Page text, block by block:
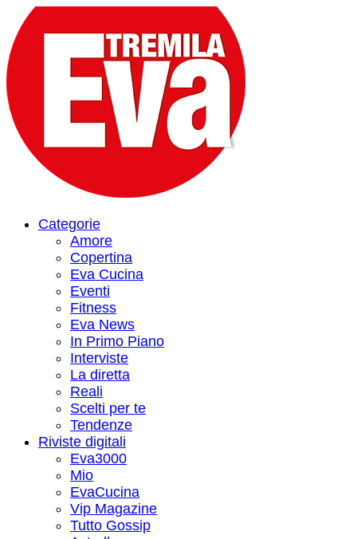
Categorie
Amore
Copertina
Eva Cucina
Eventi
Fitness
Eva News
In Primo Piano
Interviste
La diretta
Reali
Scelti per te
Tendenze
Riviste digitali
Eva3000
Mio
EvaCucina
Vip Magazine
Tutto Gossip